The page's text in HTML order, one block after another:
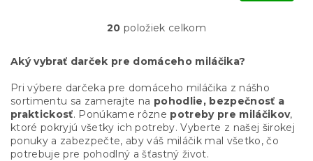
O
l
d
a
c
i
e
p
20 položiek celkom
Aký vybrať darček pre domáceho miláčika?
Pri výbere darčeka pre domáceho miláčika z nášho
sortimentu sa zamerajte na pohodlie, bezpečnosť a
praktickosť. Ponúkame rôzne potreby pre miláčikov,
ktoré pokryjú všetky ich potreby. Vyberte z našej širokej
ponuky a zabezpečte, aby váš miláčik mal všetko, čo
potrebuje pre pohodlný a šťastný život.